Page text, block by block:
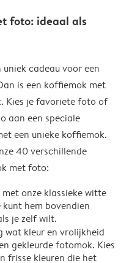
foto: ideaal als
cadeau voor een
is een koffiemok met
Kies je favoriete foto of
aan een speciale
een unieke koffiemok.
40 verschillende
met foto:
met onze klassieke witte
hem bovendien
je zelf wilt.
wat kleur en vrolijkheid
gekleurde fotomok. Kies
frisse kleuren die het